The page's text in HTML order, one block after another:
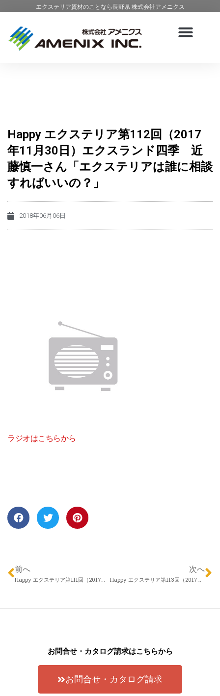
エクステリア資材のことなら長野県 株式会社アメニクス
Happy エクステリア第112回（2017
年11月30日）エクスランド四季 近
藤慎一さん「エクステリアは誰に相談
すればいいの？」
2018年06月06日
ラジオはこちらから
前へ
Happy エクステリア第111回（2017年11月23日）株式会社 アロウズガーデンデザイン 村田勇さん 「庭でできること、庭の楽しみって？」
次へ
Happy エクステリア第113回（2017年12月07日）エクスランド四季 近藤慎一さん 「楽する冬のエクステリア」
お問合せ・カタログ請求はこちらから
お問合せ・カタログ請求